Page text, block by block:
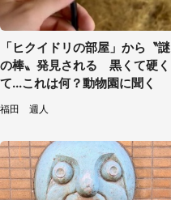
「ヒクイドリの部屋」から〝謎
の棒〟発見される 黒くて硬く
て...これは何？動物園に聞く
福田 週人